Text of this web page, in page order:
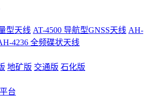
型天线 AT-4500 导航型GNSS天线 AH-
4236 全频碟状天线
地矿版 交通版 石化版
台